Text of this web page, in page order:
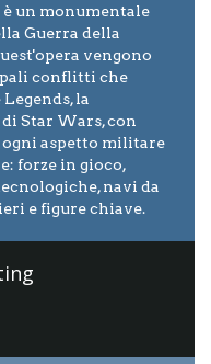
è un monumentale
Guerra della
vengono
conflitti che
la
Star Wars, con
aspetto militare
forze in gioco,
navi da
e figure chiave.